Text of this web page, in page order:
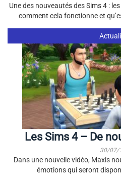
Une des nouveautés des Sims 4 :
comment cela fonctionne et
Les Sims 4 – De
30/07/
Dans une nouvelle vidéo, Maxis
émotions qui seront